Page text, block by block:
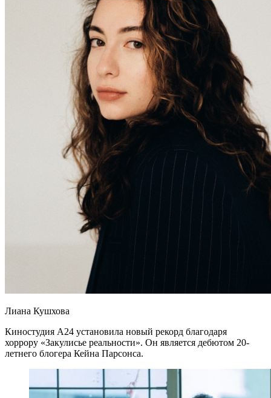
Лиана Кушхова
Киностудия A24 установила новый рекорд благодаря
хоррору «Закулисье реальности». Он является дебютом 20-
летнего блогера Кейна Парсонса.